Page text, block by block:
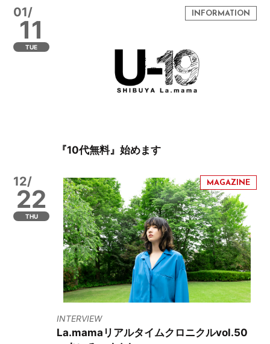
01/
11
TUE
『10代無料』始めます
12/
22
THU
INTERVIEW
La.mamaリアルタイムクロニクルvol.50